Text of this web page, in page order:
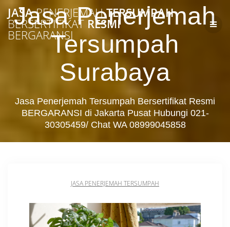
to
content
JASAPENERJEMAHTERSUMPAH
BERSERTIFIKAT RESMI
BERGARANSI
Jasa Penerjemah
Tersumpah
Surabaya
Jasa Penerjemah Tersumpah Bersertifikat Resmi
BERGARANSI di Jakarta Pusat Hubungi 021-
30305459/ Chat WA 08999045858
JASA PENERJEMAH TERSUMPAH